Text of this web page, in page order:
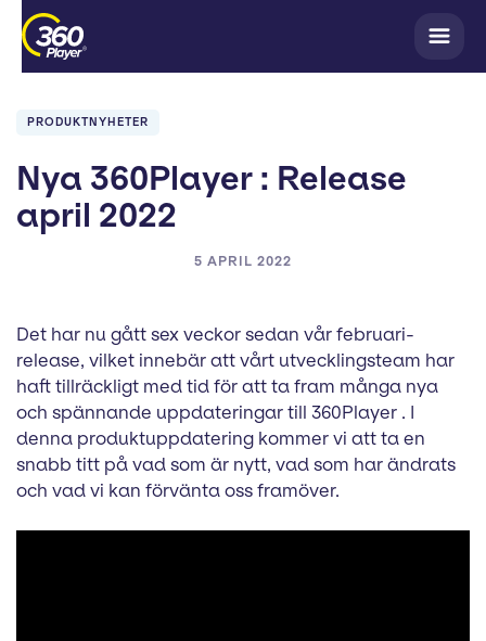
PRODUKTNYHETER
Nya 360Player : Release
april 2022
5 APRIL 2022
Det har nu gått sex veckor sedan vår februari-
release, vilket innebär att vårt utvecklingsteam har
haft tillräckligt med tid för att ta fram många nya
och spännande uppdateringar till 360Player . I
denna produktuppdatering kommer vi att ta en
snabb titt på vad som är nytt, vad som har ändrats
och vad vi kan förvänta oss framöver.